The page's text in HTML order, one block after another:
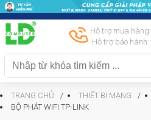
Hỗ trợ mua hàng:
Hỗ trợ bảo hành:
TRANG CHỦ THIẾT BỊ MẠNG
BỘ PHÁT WIFI TP-LINK